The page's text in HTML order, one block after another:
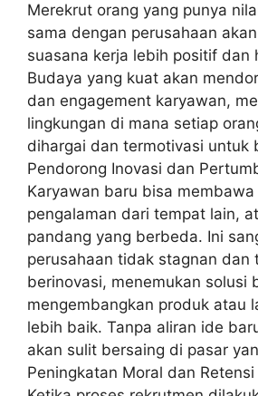
Merekrut orang yang punya
sama dengan perusahaan
suasana kerja lebih positif dan
Budaya yang kuat akan
dan engagement karyawan,
lingkungan di mana setiap
dihargai dan termotivasi untuk
Pendorong Inovasi dan
Karyawan baru bisa
pengalaman dari tempat lain,
pandang yang berbeda. Ini
perusahaan tidak stagnan dan
berinovasi, menemukan solusi
mengembangkan produk atau
lebih baik. Tanpa aliran ide
akan sulit bersaing di pasar
Peningkatan Moral dan